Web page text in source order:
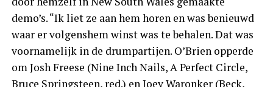
demo’s. “Ik liet ze aan hem horen en was benieuwd
waar er volgenshem winst was te behalen. Dat was
voornamelijk in de drumpartijen. O’Brien opperde
om Josh Freese (Nine Inch Nails, A Perfect Circle,
Bruce Springsteen, red.) en Joey Waronker (Beck,